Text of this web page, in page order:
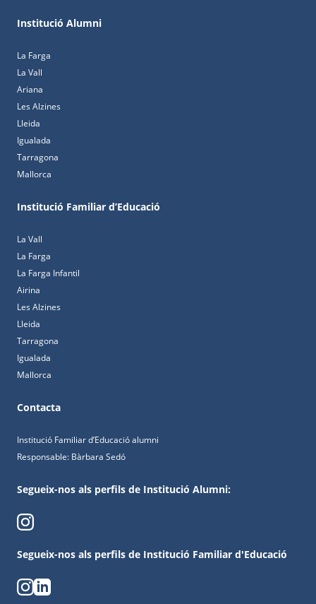
Institució Alumni
La Farga
La Vall
Ariana
Les Alzines
Lleida
Igualada
Tarragona
Mallorca
Institució Familiar d’Educació
La Vall
La Farga
La Farga Infantil
Airina
Les Alzines
Lleida
Tarragona
Igualada
Mallorca
Contacta
Institució Familiar d’Educació alumni
Responsable: Bàrbara Sedó
Segueix-nos als perfils de Institució Alumni:
Segueix-nos als perfils de Institució Familiar d'Educació